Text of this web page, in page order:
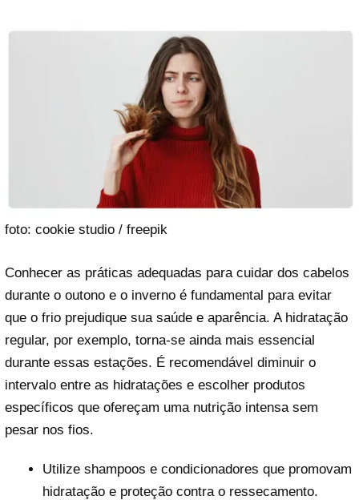
foto: cookie studio / freepik
Conhecer as práticas adequadas para cuidar dos cabelos
durante o outono e o inverno é fundamental para evitar
que o frio prejudique sua saúde e aparência. A hidratação
regular, por exemplo, torna-se ainda mais essencial
durante essas estações. É recomendável diminuir o
intervalo entre as hidratações e escolher produtos
específicos que ofereçam uma nutrição intensa sem
pesar nos fios.
Utilize shampoos e condicionadores que promovam
hidratação e proteção contra o ressecamento.